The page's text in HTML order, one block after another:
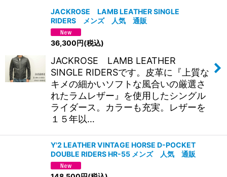
JACKROSE LAMB LEATHER SINGLE
RIDERS メンズ 人気 通販
36,300円(税込)
JACKROSE LAMB LEATHER
SINGLE RIDERSです。皮革に『上質な
キメの細かいソフトな風合いの厳選さ
れたラムレザー』を使用したシングル
ライダース。カラーも充実。レザーを
１５年以…
Y'2 LEATHER VINTAGE HORSE D-POCKET
DOUBLE RIDERS HR-55 メンズ 人気 通販